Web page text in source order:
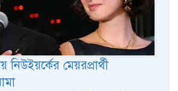
মেয়রপ্রার্থী